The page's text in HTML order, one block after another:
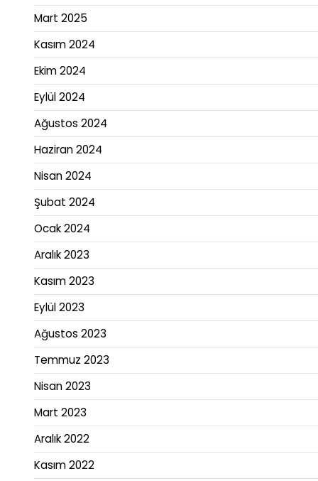
Mart 2025
Kasım 2024
Ekim 2024
Eylül 2024
Ağustos 2024
Haziran 2024
Nisan 2024
Şubat 2024
Ocak 2024
Aralık 2023
Kasım 2023
Eylül 2023
Ağustos 2023
Temmuz 2023
Nisan 2023
Mart 2023
Aralık 2022
Kasım 2022